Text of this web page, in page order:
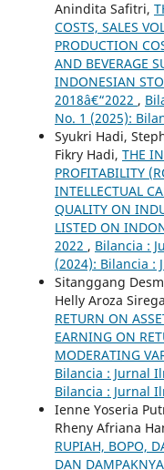
Anindita Safitri,
COSTS, SALES
PRODUCTION
AND BEVERAGE
INDONESIAN
2018â€“2022 ,
No. 1 (2025):
Syukri Hadi,
Fikry Hadi, THE
PROFITABILITY
INTELLECTUAL
QUALITY ON
LISTED ON
2022 , Bilancia :
(2024): Bilancia :
Sitanggang
Helly Aroza
RETURN ON
EARNING ON
MODERATING
Bilancia : Jurnal
Bilancia : Jurnal
Ienne Yoseria
Rheny Afriana
RUPIAH, BOPO,
DAN